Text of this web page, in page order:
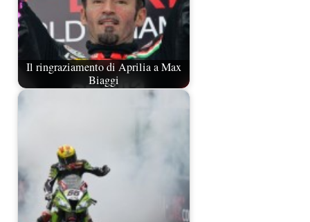
Il ringraziamento di Aprilia a Max
Biaggi